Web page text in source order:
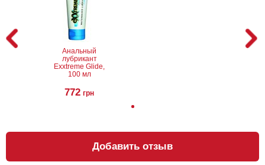
Фаллоимитатор
Lovetoy
Legendary King-
Sized Realistic
Dildo 10.5inch
1938 грн
Надувные шары
Lovetoy Super
Трубочки для
коктейля
Анальный
лубрикант
Exxtreme Glide,
100 мл
772 грн
Добавить отзыв